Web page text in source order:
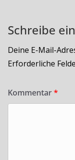
Schreibe
Deine E-Mail-
Erforderliche
Kommentar*